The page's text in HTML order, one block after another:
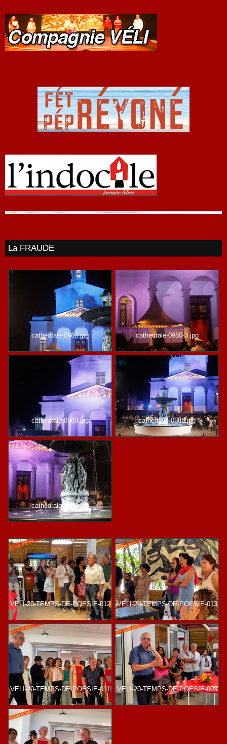
La FRAUDE
cathedrale-0983.jpg cathedrale-0980-3.jpg
cathedrale-0989.jpg cathedrale-0988.jpg
cathedrale-0993.jpg
VELI-20-TEMPS-DE-POESIE-012 VELI-20-TEMPS-DE-POESIE-013
VELI-20-TEMPS-DE-POESIE-011 VELI-20-TEMPS-DE-POESIE-003